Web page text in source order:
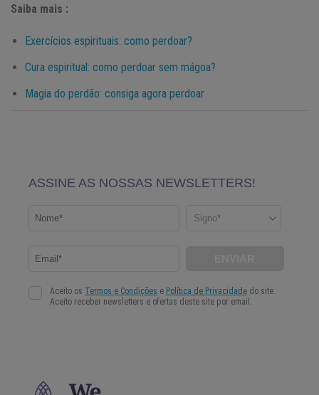
Saiba mais :
Exercícios espirituais: como perdoar?
Cura espiritual: como perdoar sem mágoa?
Magia do perdão: consiga agora perdoar